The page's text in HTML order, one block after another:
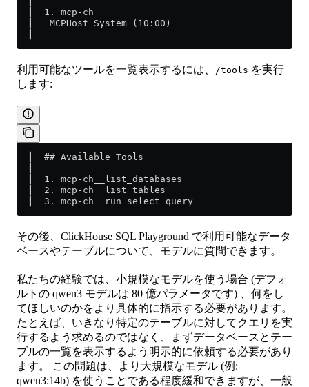
┃  1. mcp-ch
┃   MCPHost System (10:00)
利用可能なツールを一覧表示するには、 /tools を実行
します:
┃  ## Available Tools
┃  1. mcp-ch__list_databases
┃  2. mcp-ch__list_tables
  ┃  3. mcp-ch__run_select_query
その後、ClickHouse SQL Playground で利用可能なデータ
ベースやテーブルについて、モデルに質問できます。
私たちの経験では、小規模なモデルを使う場合 (デフォ
ルトの qwen3 モデルは 80 億パラメータです) 、何をし
てほしいのかをより具体的に指示する必要があります。
たとえば、いきなり特定のテーブルに対してクエリを実
行するよう求めるのではなく、まずデータベースとテー
ブルの一覧を表示するよう明示的に依頼する必要があり
ます。 この問題は、より大規模なモデル (例:
qwen3:14b) を使うことである程度緩和できますが、一般